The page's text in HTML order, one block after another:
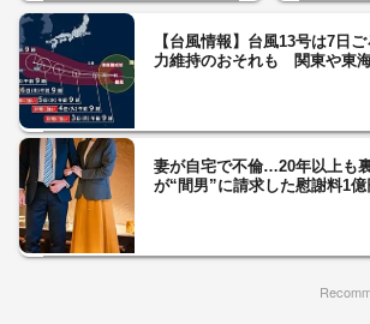
【台風情報】台風13号は7日
力維持のおそれも 関東や東
妻が自宅で不倫…20年以上も
が“間男”に請求した慰謝料1